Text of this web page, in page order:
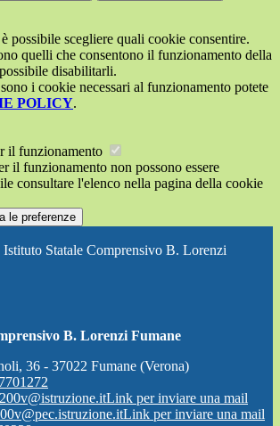
possibile scegliere quali cookie consentire.
quelli che consentono il funzionamento della
disabilitarli.
i cookie necessari al funzionamento potete
POLICY.
il funzionamento
il funzionamento non possono essere
consultare l'elenco nella pagina della cookie
le preferenze
Istituto Statale Comprensivo B. Lorenzi
B. Lorenzi Fumane
36 - 37022 Fumane (Verona)
Link per inviare una mail
Link per inviare una mail